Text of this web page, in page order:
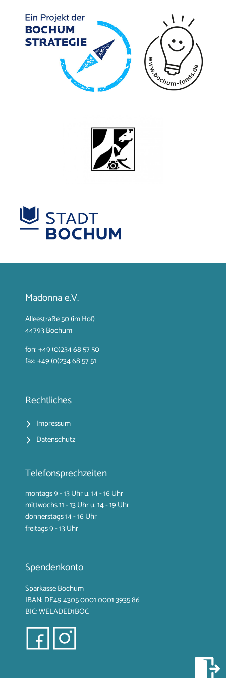
Madonna e.V.
Alleestraße 50 (im Hof)
44793 Bochum
fon: +49 (0)234 68 57 50
fax: +49 (0)234 68 57 51
Rechtliches
Impressum
Datenschutz
Telefonsprechzeiten
montags 9 - 13 Uhr u. 14 - 16 Uhr
mittwochs 11 - 13 Uhr u. 14 - 19 Uhr
donnerstags 14 - 16 Uhr
freitags 9 - 13 Uhr
Spendenkonto
Sparkasse Bochum
IBAN: DE49 4305 00010001 3935 86
BIC: WELADED1BOC